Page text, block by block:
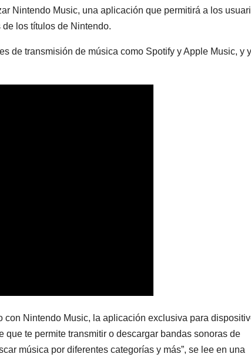
Nintendo Music, una aplicación que permitirá a los
los títulos de Nintendo.
de transmisión de música como Spotify y Apple Music, y
Nintendo Music, la aplicación exclusiva para
te permite transmitir o descargar bandas sonoras de
música por diferentes categorías y más”, se lee en una